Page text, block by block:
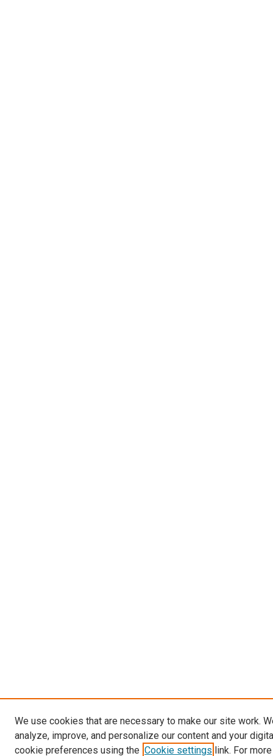
We use cookies that are necessary to make our site work.
analyze, improve, and personalize our content and your
cookie preferences using the Cookie settings link. For